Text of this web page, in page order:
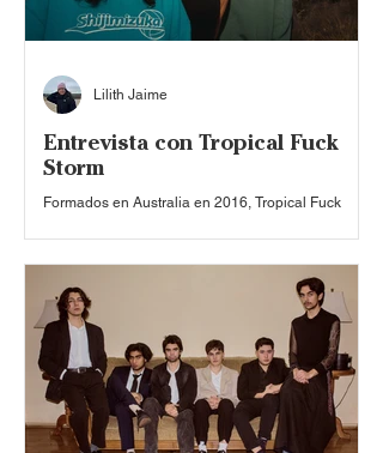
Entrevista con Tropical Fuck
Storm
Formados en Australia en 2016, Tropical Fuck
Kitschin , Erica Dunn y Lauren Hammel . Con una
identidad propia caótica y experimental, la banda
ha construido un universo donde el art rock, el
post-punk y la psicodelia colisionan con letras
afiladas, humor oscuro y una mirada crítica al
mundo contemporáneo. En medio de distopías
eléctricas y melodías retorcidas, el grupo se ha
consolidad
Lilith Jaime